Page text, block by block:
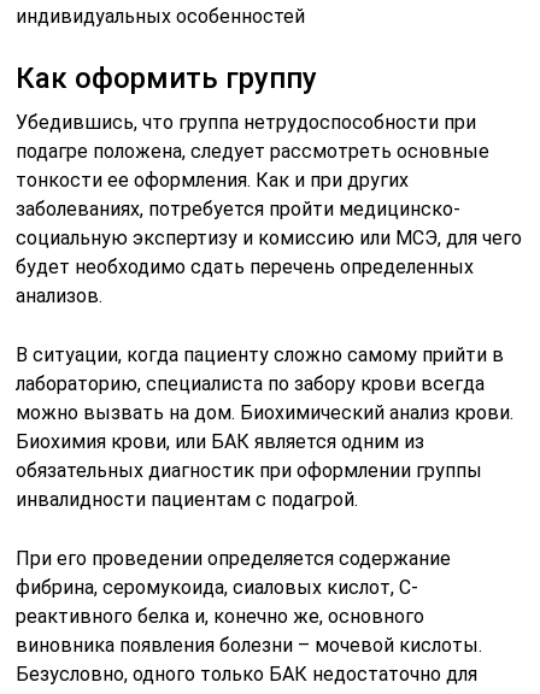
индивидуальных особенностей
Как оформить группу
Убедившись, что группа нетрудоспособности при
подагре положена, следует рассмотреть основные
тонкости ее оформления. Как и при других
заболеваниях, потребуется пройти медицинско-
социальную экспертизу и комиссию или МСЭ, для чего
будет необходимо сдать перечень определенных
анализов.
В ситуации, когда пациенту сложно самому прийти в
лабораторию, специалиста по забору крови всегда
можно вызвать на дом. Биохимический анализ крови.
Биохимия крови, или БАК является одним из
обязательных диагностик при оформлении группы
инвалидности пациентам с подагрой.
При его проведении определяется содержание
фибрина, серомукоида, сиаловых кислот, С-
реактивного белка и, конечно же, основного
виновника появления болезни – мочевой кислоты.
Безусловно, одного только БАК недостаточно для